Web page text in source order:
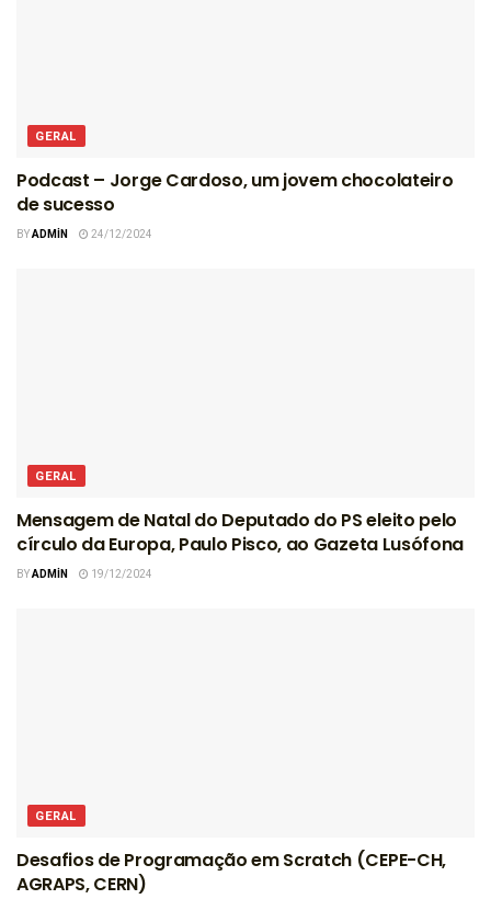
GERAL
Podcast – Jorge Cardoso, um jovem chocolateiro
de sucesso
BYADMIN 24/12/2024
GERAL
Mensagem de Natal do Deputado do PS eleito pelo
círculo da Europa, Paulo Pisco, ao Gazeta Lusófona
BYADMIN 19/12/2024
GERAL
Desafios de Programação em Scratch (CEPE-CH,
AGRAPS, CERN)